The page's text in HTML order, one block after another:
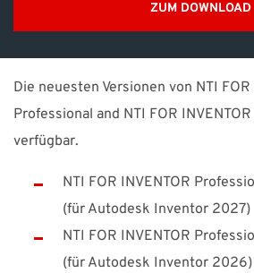
support-de@nti-
Deutschland NTI Group Brasil
España
Sverige UK
ZUM DOWNLOAD
Die neuesten Versionen von NTI FOR
Professional and NTI FOR
verfügbar.
NTI FOR INVENTOR
(für Autodesk Inventor 2027)
NTI FOR INVENTOR
(für Autodesk Inventor 2026)